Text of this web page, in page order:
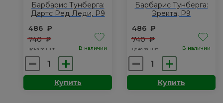
Барбарис Тунберга:
Дартс Ред Леди, Р9
486 ₽
740₽
цена за 1 шт. В наличии
Количество
товара
БарбарисКупить
Барбарис Тунберга:
Эректа, Р9
486 ₽
740₽
цена за 1 шт. В наличии
Количество
товара
БарбарисКупить